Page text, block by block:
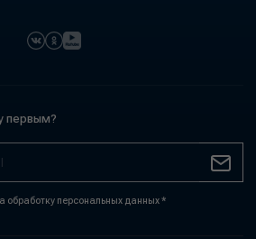
первым?
обработку персональных данных *